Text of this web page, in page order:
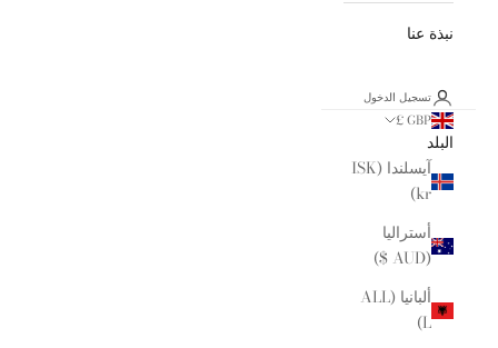
نبذة عنا
تسجيل الدخول
GBP £
البلد
آيسلندا (ISK
kr)
أستراليا
(AUD $)
ألبانيا (ALL
L)